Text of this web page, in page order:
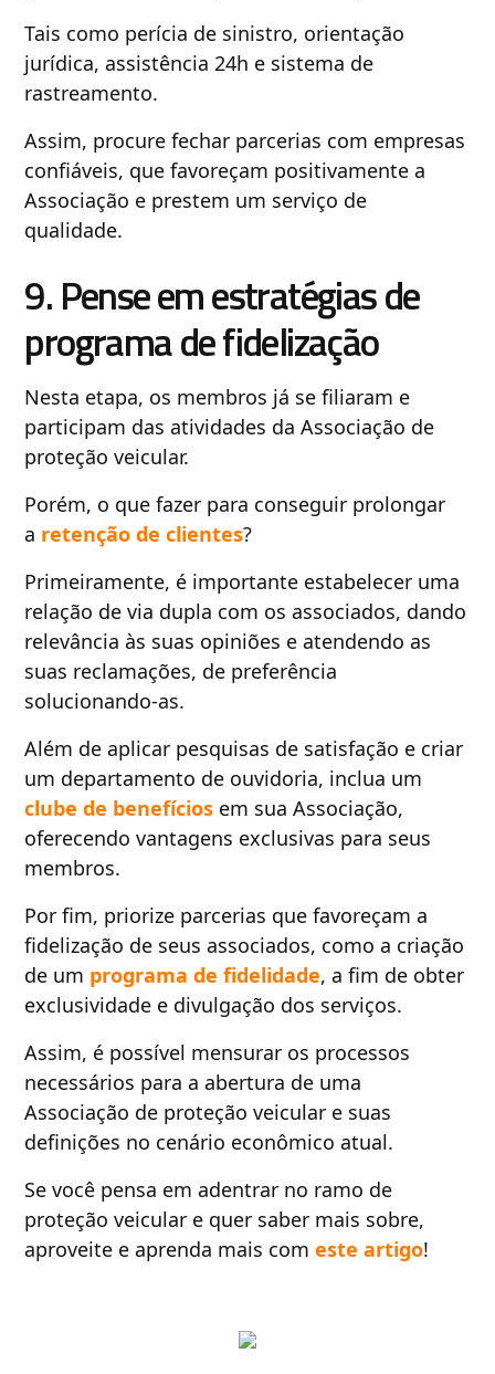
Tais como perícia de sinistro, orientação
jurídica, assistência 24h e sistema de
rastreamento.
Assim, procure fechar parcerias com empresas
confiáveis, que favoreçam positivamente a
Associação e prestem um serviço de
qualidade.
9. Pense em estratégias de
programa de fidelização
Nesta etapa, os membros já se filiaram e
participam das atividades da Associação de
proteção veicular.
Porém, o que fazer para conseguir prolongar
a retenção de clientes?
Primeiramente, é importante estabelecer uma
relação de via dupla com os associados, dando
relevância às suas opiniões e atendendo as
suas reclamações, de preferência
solucionando-as.
Além de aplicar pesquisas de satisfação e criar
um departamento de ouvidoria, inclua um
clube de benefícios em sua Associação,
oferecendo vantagens exclusivas para seus
membros.
Por fim, priorize parcerias que favoreçam a
fidelização de seus associados, como a criação
de um programa de fidelidade, a fim de obter
exclusividade e divulgação dos serviços.
Assim, é possível mensurar os processos
necessários para a abertura de uma
Associação de proteção veicular e suas
definições no cenário econômico atual.
Se você pensa em adentrar no ramo de
proteção veicular e quer saber mais sobre,
aproveite e aprenda mais comeste artigo!